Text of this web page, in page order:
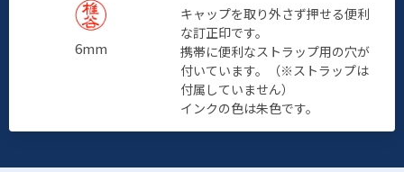
6mm
キャップを取り外さず押せる便利
な訂正印です。
携帯に便利なストラップ用の穴が
付いています。（※ストラップは
付属していません）
インクの色は朱色です。